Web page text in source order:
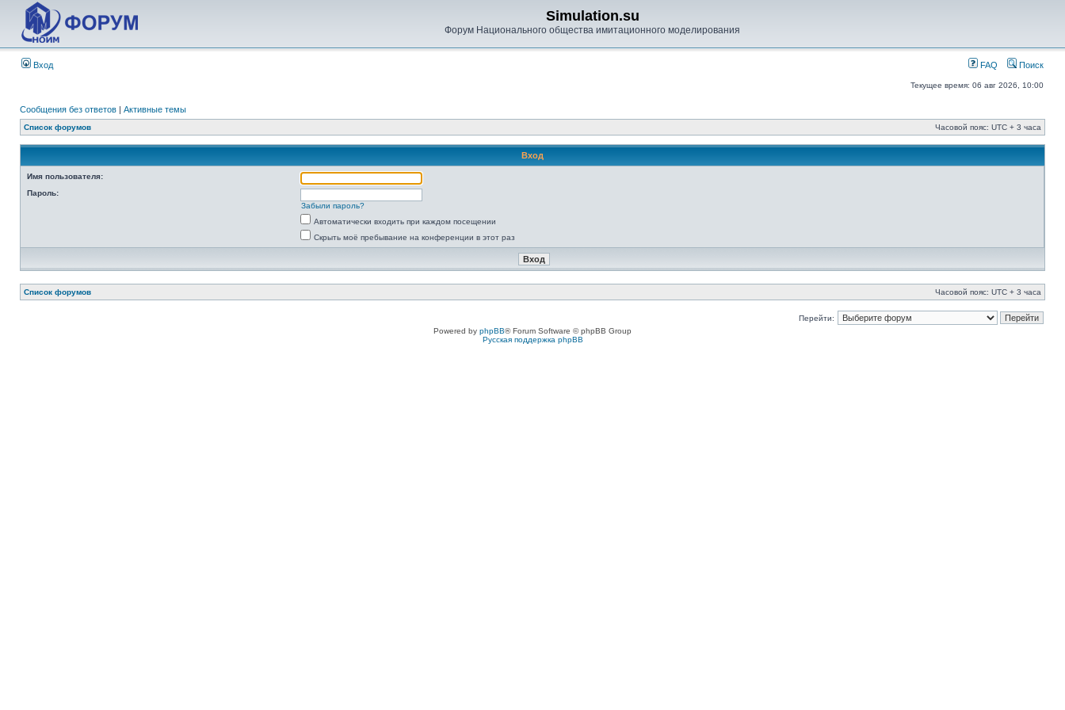
Simulation.su
Форум Национального общества имитационного моделирования
Вход FAQ Поиск
Текущее время: 06 авг 2026, 10:00
Сообщения без ответов | Активные темы
Список форумов Часовой пояс: UTC + 3 часа
Вход
Имя пользователя:
Пароль:
Забыли пароль?
Автоматически входить при каждом посещении
Скрыть моё пребывание на конференции в этот раз
Список форумов Часовой пояс: UTC + 3 часа
Перейти:
Powered by phpBB® Forum Software © phpBB Group
Русская поддержка phpBB